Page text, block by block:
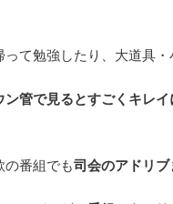
て勉強したり、大道具
管で見るとすごくキレイ
番組でも司会のアドリ